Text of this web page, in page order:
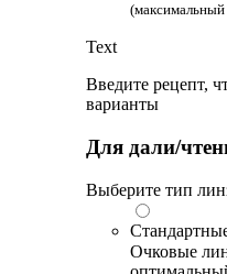
Text
Введите рецепт,
варианты
Для дали/
Выберите тип
Очковые